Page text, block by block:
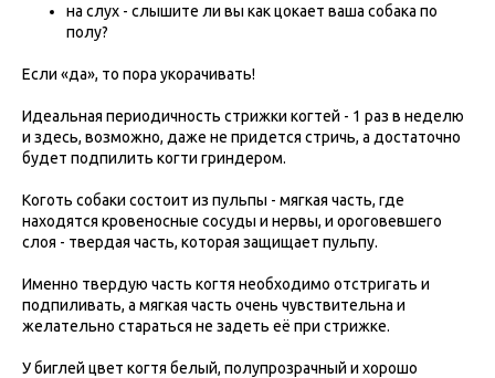
на слух - слышите ли вы как цокает ваша собака по
полу?
Если «да», то пора укорачивать!
Идеальная периодичность стрижки когтей - 1 раз в неделю
и здесь, возможно, даже не придется стричь, а достаточно
будет подпилить когти гриндером.
Коготь собаки состоит из пульпы - мягкая часть, где
находятся кровеносные сосуды и нервы, и ороговевшего
слоя - твердая часть, которая защищает пульпу.
Именно твердую часть когтя необходимо отстригать и
подпиливать, а мягкая часть очень чувствительна и
желательно стараться не задеть её при стрижке.
У биглей цвет когтя белый, полупрозрачный и хорошо